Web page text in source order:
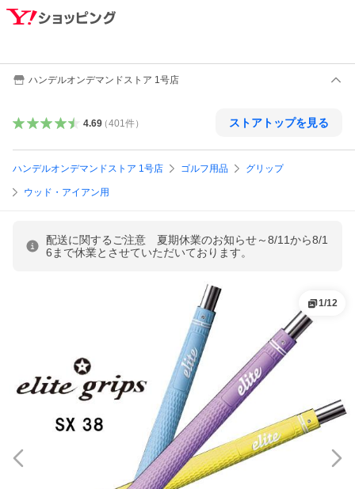
ハンデルオンデマンドストア 1号店
4.69（401件） ストアトップを見る
ハンデルオンデマンドストア 1号店 ゴルフ用品 グリップ
ウッド・アイアン用
配送に関するご注意 夏期休業のお知らせ～8/11から8/1
6まで休業とさせていただいております。
1/12